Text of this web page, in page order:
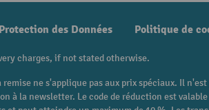
Protection des Données Politique de
charges, if not stated otherwise.
ne s'applique pas aux prix spéciaux. Il
à la newsletter. Le code de réduction est